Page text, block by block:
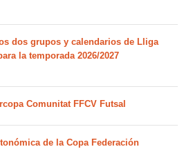
dos grupos y calendarios de Lliga
la temporada 2026/2027
Comunitat FFCV Futsal
de la Copa Federación